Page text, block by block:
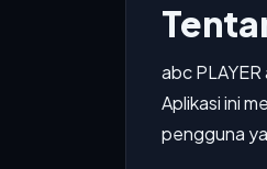
abc
Aplikasi ini
pengguna